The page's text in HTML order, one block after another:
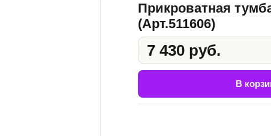
Прикроватная
(Арт.511606)
7 430 руб.
В